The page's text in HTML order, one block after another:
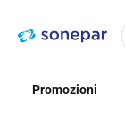
navigazionealla
Promozioni